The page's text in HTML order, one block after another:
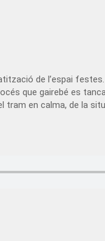
de l’espai
que gairebé es
tram en calma, de la